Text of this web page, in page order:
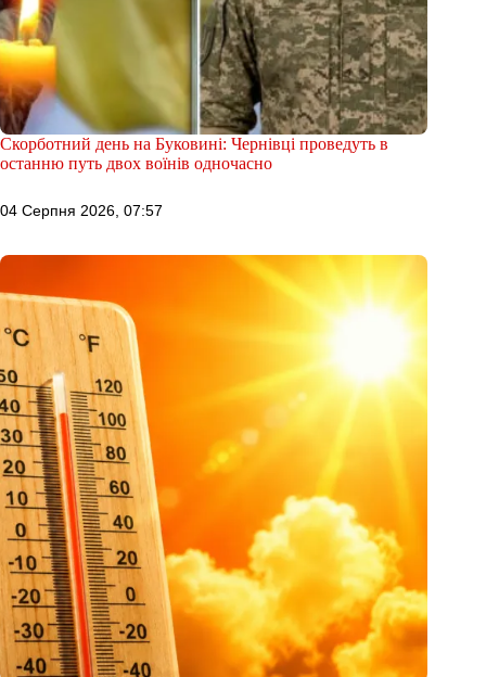
Скорботний день на Буковині: Чернівці проведуть в
останню путь двох воїнів одночасно
04 Серпня 2026, 07:57